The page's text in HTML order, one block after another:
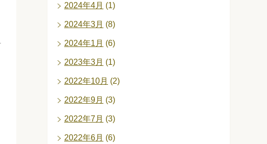
2024年4月 (1)
2024年3月 (8)
2024年1月 (6)
2023年3月 (1)
2022年10月 (2)
2022年9月 (3)
2022年7月 (3)
2022年6月 (6)